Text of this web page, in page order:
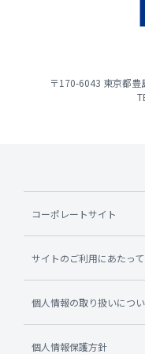
〒170-6043 東京都
コーポレートサイト
サイトのご利用にあたって
個人情報の取り扱いにつ
個人情報保護方針